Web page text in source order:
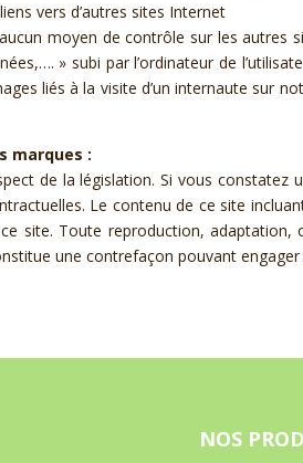
vers d’autres sites Internet
moyen de contrôle sur les
» subi par l’ordinateur de
liés à la visite d’un internaute sur
marques :
de la législation. Si vous
Le contenu de ce site
site. Toute reproduction,
une contrefaçon pouvant
NOS